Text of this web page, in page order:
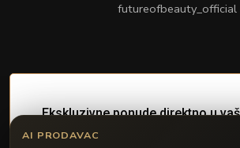
futureofbeauty_official
AI PRODAVAC